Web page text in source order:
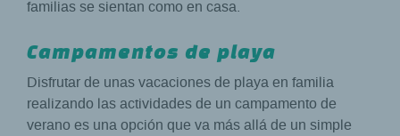
familias se sientan como en casa.
Campamentos de playa
Disfrutar de unas vacaciones de playa en familia
realizando las actividades de un campamento de
verano es una opción que va más allá de un simple